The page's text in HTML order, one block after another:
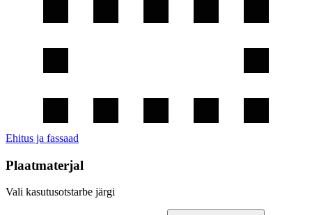
Ehitus ja fassaad
Plaatmaterjal
Vali kasutusotstarbe järgi